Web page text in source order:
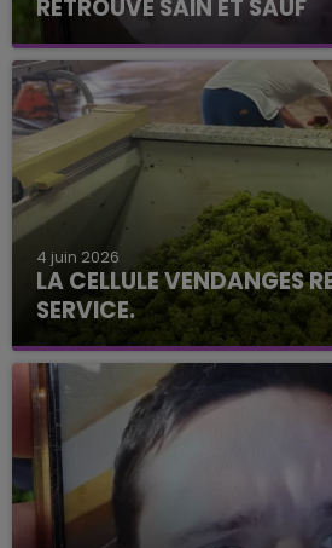
RETROUVÉ SAIN ET SAUF
4 juin 2026
LA CELLULE VENDANGES
SERVICE.